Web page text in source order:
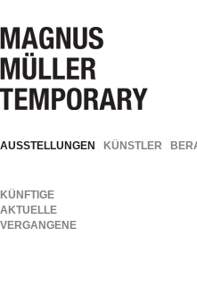
AUSSTELLUNGEN KÜNSTLER
KÜNFTIGE
AKTUELLE
VERGANGENE